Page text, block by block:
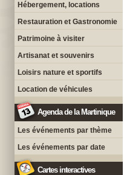
Hébergement, locations
Restauration et Gastronomie
Patrimoine à visiter
Artisanat et souvenirs
Loisirs nature et sportifs
Location de véhicules
Agenda de la Martinique
Les événements par thème
Les événements par date
Cartes interactives